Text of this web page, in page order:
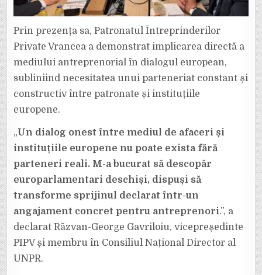
Prin prezența sa, Patronatul Întreprinderilor
Private Vrancea a demonstrat implicarea directă a
mediului antreprenorial în dialogul european,
subliniind necesitatea unui parteneriat constant și
constructiv între patronate și instituțiile
europene.
„Un dialog onest între mediul de afaceri și
instituțiile europene nu poate exista fără
parteneri reali. M-a bucurat să descopăr
europarlamentari deschiși, dispuși să
transforme sprijinul declarat într-un
angajament concret pentru antreprenori.”, a
declarat Răzvan-George Gavriloiu, vicepreședinte
PIPV și membru în Consiliul Național Director al
UNPR.